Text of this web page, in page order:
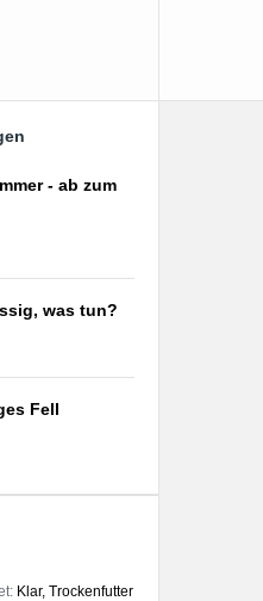
- ab zum
was tun?
Fell
Klar, Trockenfutter